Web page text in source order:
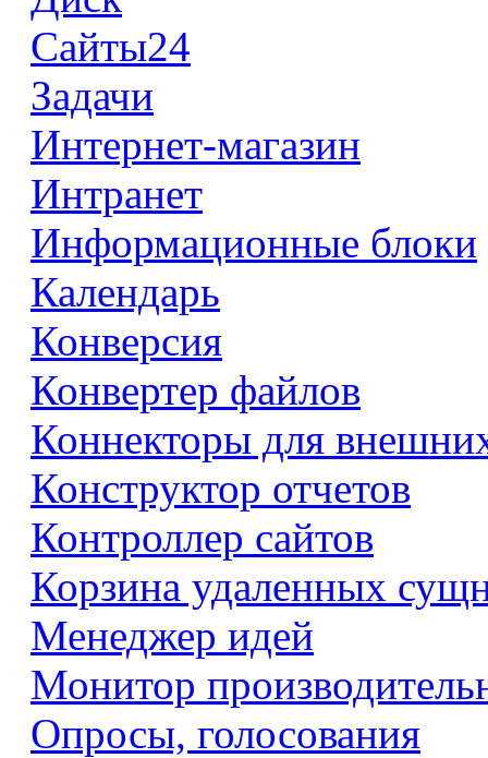
Сайты24
Задачи
Интернет-магазин
Интранет
Информационные блоки
Календарь
Конверсия
Конвертер файлов
Коннекторы для
Конструктор отчетов
Контроллер сайтов
Корзина удаленных
Менеджер идей
Монитор
Опросы, голосования